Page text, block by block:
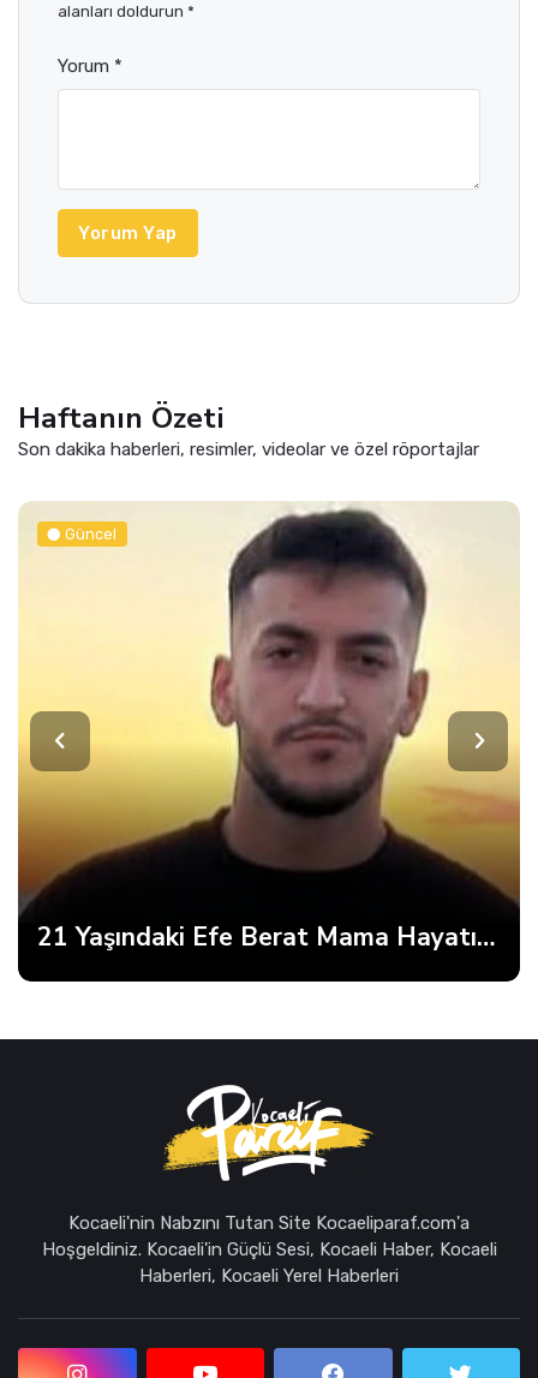
alanları doldurun *
Yorum *
Yorum Yap
Haftanın Özeti
Son dakika haberleri, resimler, videolar ve özel röportajlar
Güncel
21 Yaşındaki Efe Berat Mama Hayatını Kaybetti
Kocaeli'nin Nabzını Tutan Site Kocaeliparaf.com'a
Hoşgeldiniz. Kocaeli'in Güçlü Sesi, Kocaeli Haber, Kocaeli
Haberleri, Kocaeli Yerel Haberleri